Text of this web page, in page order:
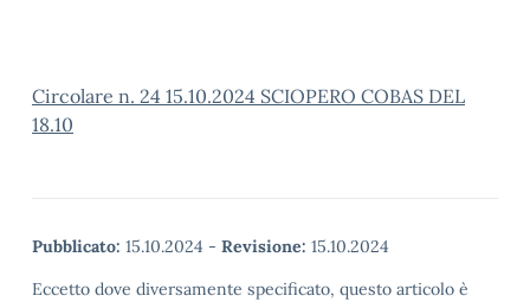
Circolare n. 24 15.10.2024 SCIOPERO COBAS DEL
18.10
Pubblicato: 15.10.2024 - Revisione: 15.10.2024
Eccetto dove diversamente specificato, questo articolo è